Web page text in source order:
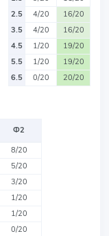
2.5
4/20
16/20
3.5
4/20
16/20
4.5
1/20
19/20
5.5
1/20
19/20
6.5
0/20 20/20
Ф2
8/20
5/20
3/20
1/20
1/20
0/20